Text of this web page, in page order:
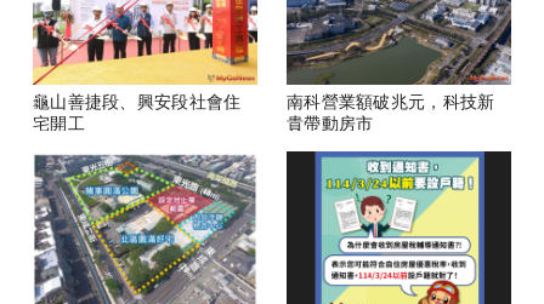
龜山善捷段、興安段社會住
宅開工
南科營業額破兆元，科技新
貴帶動房市